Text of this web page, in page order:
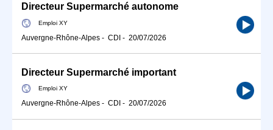
Directeur Supermarché autonome
Emploi XY
Auvergne-Rhône-Alpes - CDI - 20/07/2026
Directeur Supermarché important
Emploi XY
Auvergne-Rhône-Alpes - CDI - 20/07/2026